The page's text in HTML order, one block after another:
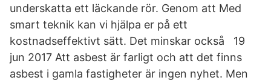
underskatta ett läckande rör. Genom att Med
smart teknik kan vi hjälpa er på ett
kostnadseffektivt sätt. Det minskar också 19
jun 2017 Att asbest är farligt och att det finns
asbest i gamla fastigheter är ingen nyhet. Men